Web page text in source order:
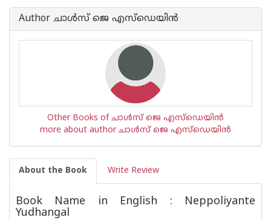
Author ചാള്‍സ് ജെ എസ്ഡെയിന്‍
Other Books of ചാള്‍സ് ജെ എസ്ഡെയിന്‍
more about author ചാള്‍സ് ജെ എസ്ഡെയിന്‍
About the Book Write Review
Book Name in English : Neppoliyante
Yudhangal